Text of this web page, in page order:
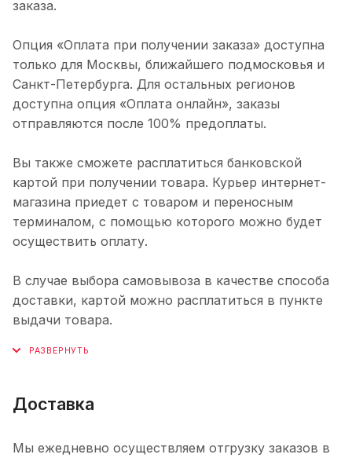
заказа.
Опция «Оплата при получении заказа» доступна
только для Москвы, ближайшего подмосковья и
Санкт-Петербурга. Для остальных регионов
доступна опция «Оплата онлайн», заказы
отправляются после 100% предоплаты.
Вы также сможете расплатиться банковской
картой при получении товара. Курьер интернет-
магазина приедет с товаром и переносным
терминалом, с помощью которого можно будет
осуществить оплату.
В случае выбора самовывоза в качестве способа
доставки, картой можно расплатиться в пункте
выдачи товара.
Доставка
Мы ежедневно осуществляем отгрузку заказов в